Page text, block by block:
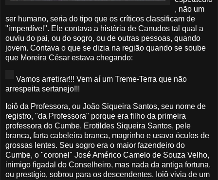
, não um
ser humano, seria do tipo que os críticos classificam de
"imperdível". Ele contava a história de Canudos tal qual a
ouviu do pai, ou do sogro, ou de outras pessoas, quando
jovem. Contava o que se dizia na região quando se soube
que Moreira César estava chegando:
Vamos arretirar!!! Vem aí um Treme-Terra que não
arrespeita sertanejo!!!
Ioiô da Professora, ou João Siqueira Santos, seu nome de
registro, "da Professora" porque era filho da primeira
professora do Cumbe, Erotildes Siqueira Santos, pele
branca, farta cabeleira branca, magrinho e usava óculos de
grossas lentes. Seu sogro era o maior fazendeiro do
Cumbe, o "coronel" José Américo Camelo de Souza Velho,
inimigo figadal do Conselheiro, mas nada da antiga fortuna,
ou prestígio, sobrou para os descendentes. Ioiô vivia de um